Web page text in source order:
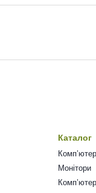
Каталог
Монітори